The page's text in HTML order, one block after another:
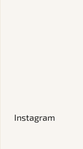
Instagram